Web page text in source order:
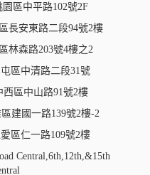
園區中平路102號2F
長安東路二段94號2樓
林森路203號4樓之2
屯區中清路二段31號
西區中山路91號2樓
區建國一路139號2樓-2
愛區仁一路109號2樓
Central,6th,12th,&15th